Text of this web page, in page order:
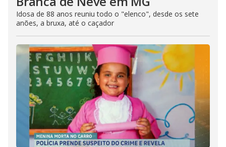
Idosa de 88 anos reuniu todo o "elenco", desde os sete
anões, a bruxa, até o caçador